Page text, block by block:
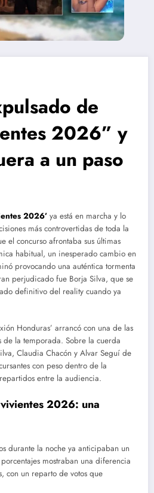
de
2026” y
a un paso
2026’ ya está en marcha y lo
más controvertidas de toda la
el concurso afrontaba sus últimas
habitual, un inesperado cambio en
provocando una auténtica tormenta
perjudicado fue Borja Silva, que se
definitivo del reality cuando ya
Honduras’ arrancó con una de las
de la temporada. Sobre la cuerda
Claudia Chacón y Alvar Seguí de
con peso dentro de la
entre la audiencia.
2026: una
durante la noche ya anticipaban un
mostraban una diferencia
con un reparto de votos que